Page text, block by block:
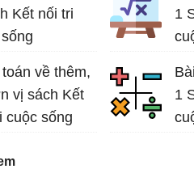
Kết nối tri
về thêm,
vị sách Kết
cuộc sống
1
1